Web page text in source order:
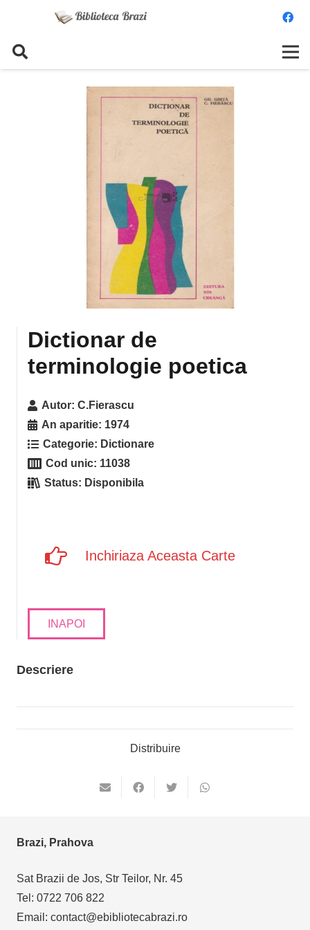
Dictionar de
terminologie poetica
Autor:C.Fierascu
An aparitie: 1974
Categorie: Dictionare
Cod unic: 11038
Status: Disponibila
Inchiriaza Aceasta Carte
INAPOI
Descriere
Distribuire
Brazi, Prahova
Sat Brazii de Jos, Str Teilor, Nr. 45
Tel: 0722 706 822
Email: contact@ebibliotecabrazi.ro